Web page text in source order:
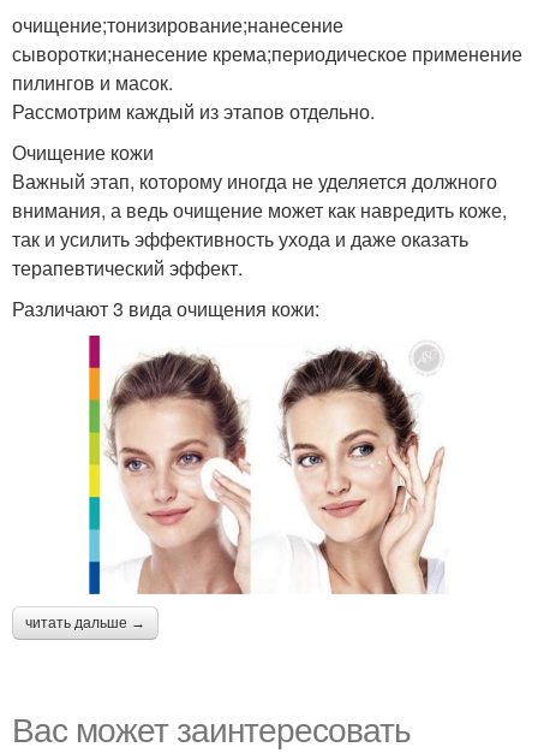
очищение;тонизирование;нанесение
сыворотки;нанесение крема;периодическое применение
пилингов и масок.
Рассмотрим каждый из этапов отдельно.
Очищение кожи
Важный этап, которому иногда не уделяется должного
внимания, а ведь очищение может как навредить коже,
так и усилить эффективность ухода и даже оказать
терапевтический эффект.
Различают 3 вида очищения кожи:
читать дальше →
Вас может заинтересовать